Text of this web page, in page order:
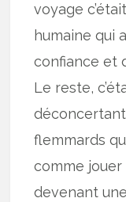
voyage
humaine qui
confiance et
Le reste,
flemmards
comme
devenant